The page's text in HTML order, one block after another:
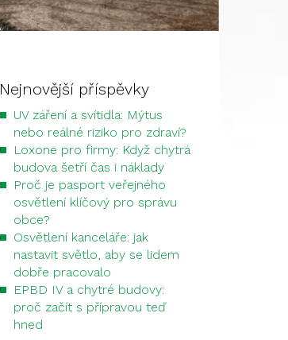
Nejnovější příspěvky
UV záření a svítidla: Mýtus
nebo reálné riziko pro zdraví?
Loxone pro firmy: Když chytrá
budova šetří čas i náklady
Proč je pasport veřejného
osvětlení klíčový pro správu
obce?
Osvětlení kanceláře: jak
nastavit světlo, aby se lidem
dobře pracovalo
EPBD IV a chytré budovy:
proč začít s přípravou teď
hned